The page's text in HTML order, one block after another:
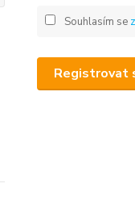
Souhlasím se
Registrovat